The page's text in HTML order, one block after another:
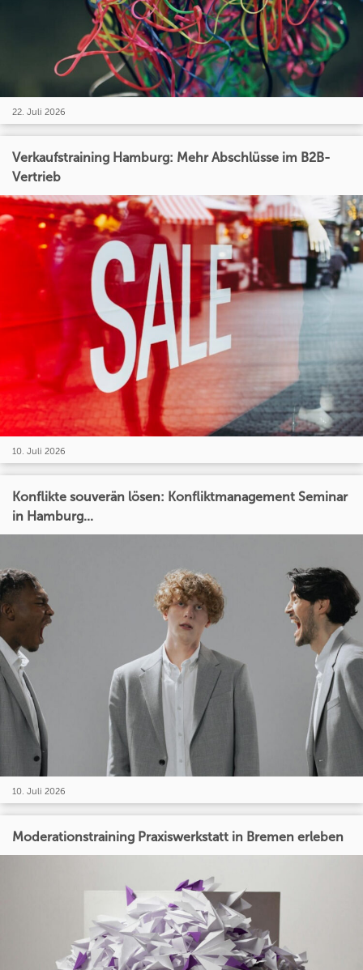
22. Juli 2026
Verkaufstraining Hamburg: Mehr Abschlüsse im B2B-
Vertrieb
10. Juli 2026
Konflikte souverän lösen: Konfliktmanagement Seminar
in Hamburg...
10. Juli 2026
Moderationstraining Praxiswerkstatt in Bremen erleben